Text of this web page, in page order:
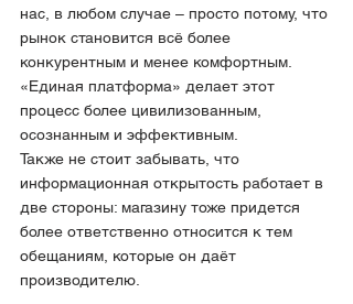
нас, в любом случае – просто потому, что
рынок становится всё более
конкурентным и менее комфортным.
«Единая платформа» делает этот
процесс более цивилизованным,
осознанным и эффективным.
Также не стоит забывать, что
информационная открытость работает в
две стороны: магазину тоже придется
более ответственно относится к тем
обещаниям, которые он даёт
производителю.